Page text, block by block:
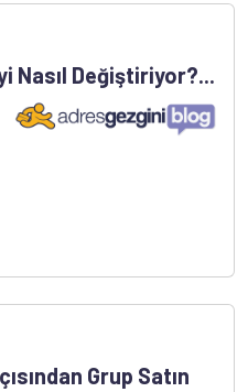
Nasıl Değiştiriyor?...
Grup Satın